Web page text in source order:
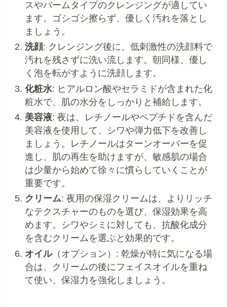
スやバームタイプのクレンジングが適してい
ます。ゴシゴシ擦らず、優しく汚れを落とし
ましょう。
洗顔: クレンジング後に、低刺激性の洗顔料で
汚れを残さずに洗い流します。朝同様、優し
く泡を転がすように洗顔します。
化粧水: ヒアルロン酸やセラミドが含まれた化
粧水で、肌の水分をしっかりと補給します。
美容液: 夜は、レチノールやペプチドを含んだ
美容液を使用して、シワや弾力低下を改善し
ましょう。レチノールはターンオーバーを促
進し、肌の再生を助けますが、敏感肌の場合
は少量から始めて徐々に慣らしていくことが
重要です。
クリーム: 夜用の保湿クリームは、よりリッチ
なテクスチャーのものを選び、保湿効果を高
めます。シワやシミに対しても、抗酸化成分
を含むクリームを選ぶと効果的です。
オイル（オプション）: 乾燥が特に気になる場
合は、クリームの後にフェイスオイルを重ね
て使い、保湿力を強化しましょう。